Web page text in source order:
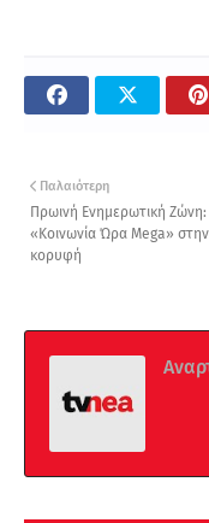
Παλαιότερη
Πρωινή Ενημερωτική Ζώνη:
«Κοινωνία Ώρα Mega» στην
κορυφή